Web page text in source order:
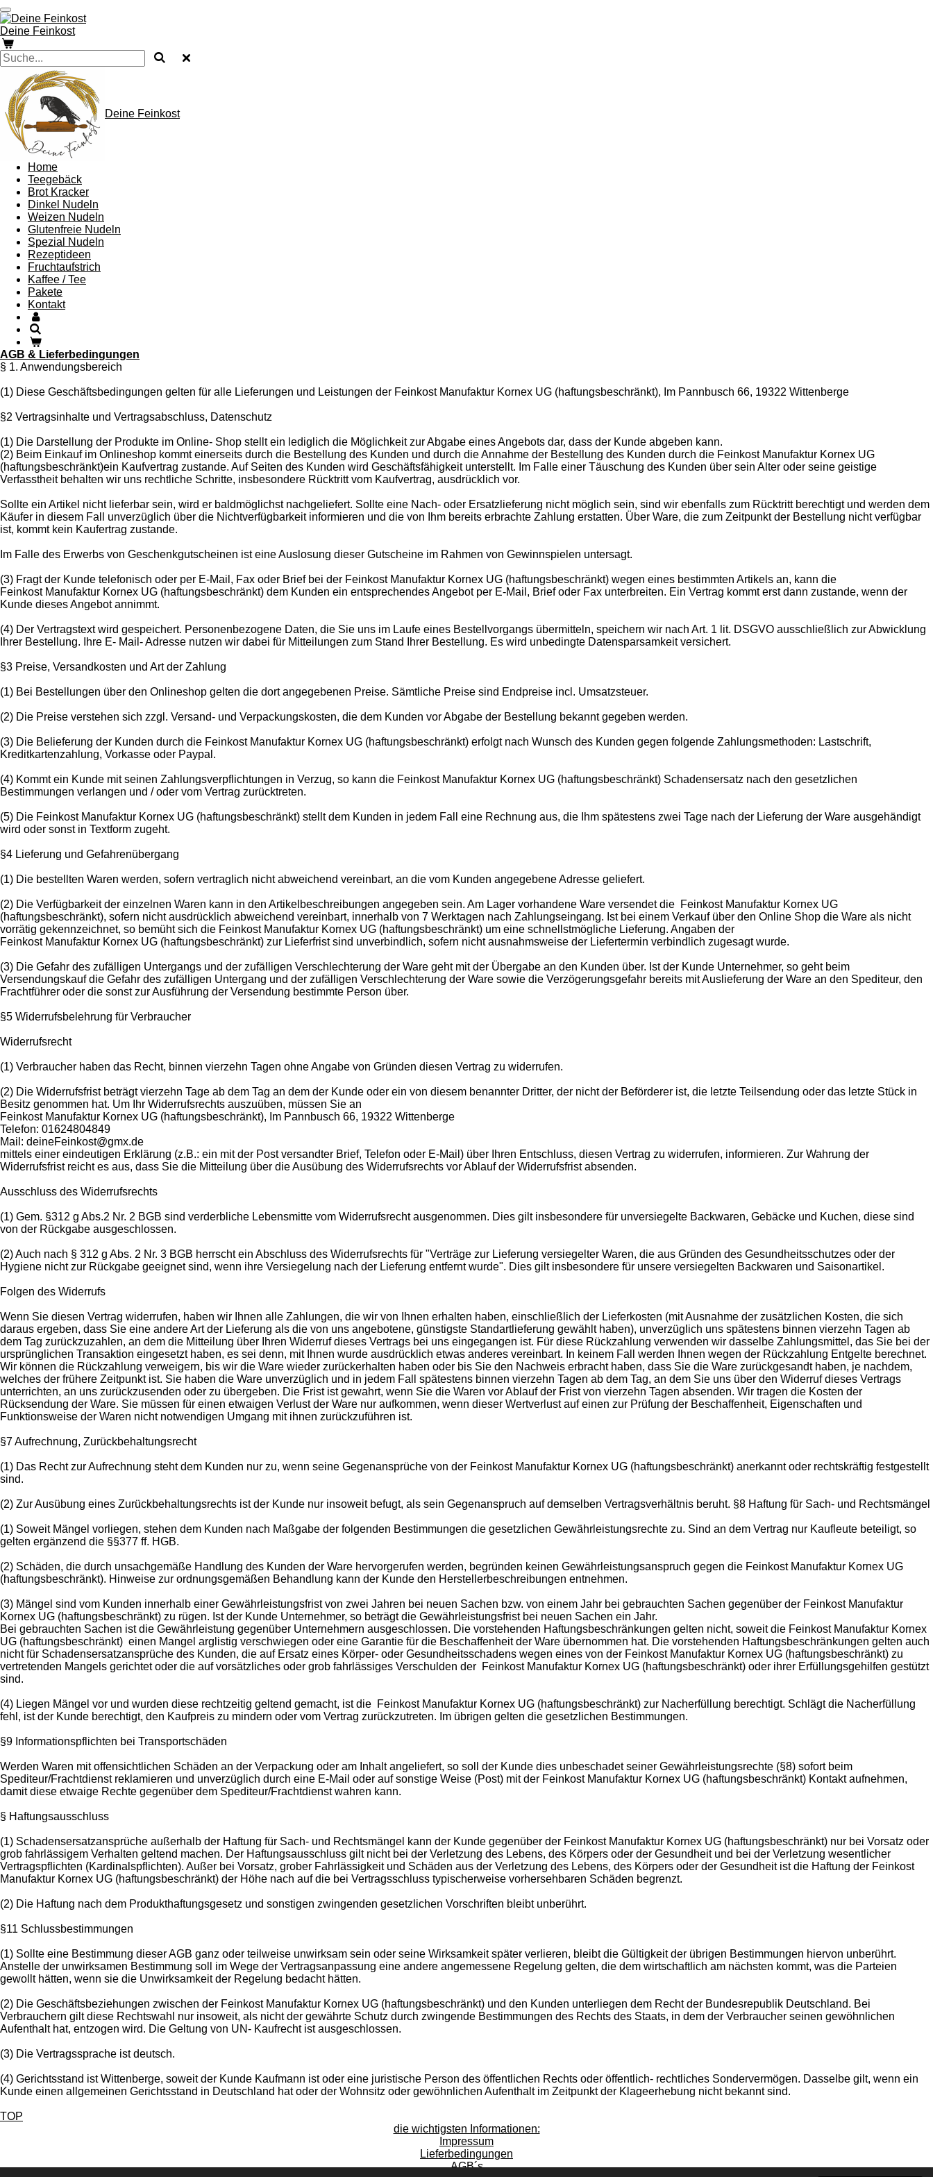
Zum
Hauptinhalt
springen
Deine Feinkost
Deine Feinkost
Home
Teegebäck
Brot Kracker
Dinkel Nudeln
Weizen Nudeln
Glutenfreie Nudeln
Spezial Nudeln
Rezeptideen
Fruchtaufstrich
Kaffee / Tee
Pakete
Kontakt
AGB & Lieferbedingungen
§ 1. Anwendungsbereich
(1) Diese Geschäftsbedingungen gelten für alle Lieferungen und Leistungen der Feinkost Manufaktur Kornex UG (haftungsbeschränkt), Im Pannbusch 66, 19322 Wittenberge
§2 Vertragsinhalte und Vertragsabschluss, Datenschutz
(1) Die Darstellung der Produkte im Online- Shop stellt ein lediglich die Möglichkeit zur Abgabe eines Angebots dar, dass der Kunde abgeben kann.
(2) Beim Einkauf im Onlineshop kommt einerseits durch die Bestellung des Kunden und durch die Annahme der Bestellung des Kunden durch die Feinkost Manufaktur Kornex UG
(haftungsbeschränkt)ein Kaufvertrag zustande. Auf Seiten des Kunden wird Geschäftsfähigkeit unterstellt. Im Falle einer Täuschung des Kunden über sein Alter oder seine geistige
Verfasstheit behalten wir uns rechtliche Schritte, insbesondere Rücktritt vom Kaufvertrag, ausdrücklich vor.
Sollte ein Artikel nicht lieferbar sein, wird er baldmöglichst nachgeliefert. Sollte eine Nach- oder Ersatzlieferung nicht möglich sein, sind wir ebenfalls zum Rücktritt berechtigt und werden dem
Käufer in diesem Fall unverzüglich über die Nichtverfügbarkeit informieren und die von Ihm bereits erbrachte Zahlung erstatten. Über Ware, die zum Zeitpunkt der Bestellung nicht verfügbar
ist, kommt kein Kaufertrag zustande.
Im Falle des Erwerbs von Geschenkgutscheinen ist eine Auslosung dieser Gutscheine im Rahmen von Gewinnspielen untersagt.
(3) Fragt der Kunde telefonisch oder per E-Mail, Fax oder Brief bei der Feinkost Manufaktur Kornex UG (haftungsbeschränkt) wegen eines bestimmten Artikels an, kann die
Feinkost Manufaktur Kornex UG (haftungsbeschränkt) dem Kunden ein entsprechendes Angebot per E-Mail, Brief oder Fax unterbreiten. Ein Vertrag kommt erst dann zustande, wenn der
Kunde dieses Angebot annimmt.
(4) Der Vertragstext wird gespeichert. Personenbezogene Daten, die Sie uns im Laufe eines Bestellvorgangs übermitteln, speichern wir nach Art. 1 lit. DSGVO ausschließlich zur Abwicklung
Ihrer Bestellung. Ihre E- Mail- Adresse nutzen wir dabei für Mitteilungen zum Stand Ihrer Bestellung. Es wird unbedingte Datensparsamkeit versichert.
§3 Preise, Versandkosten und Art der Zahlung
(1) Bei Bestellungen über den Onlineshop gelten die dort angegebenen Preise. Sämtliche Preise sind Endpreise incl. Umsatzsteuer.
(2) Die Preise verstehen sich zzgl. Versand- und Verpackungskosten, die dem Kunden vor Abgabe der Bestellung bekannt gegeben werden.
(3) Die Belieferung der Kunden durch die Feinkost Manufaktur Kornex UG (haftungsbeschränkt) erfolgt nach Wunsch des Kunden gegen folgende Zahlungsmethoden: Lastschrift,
Kreditkartenzahlung, Vorkasse oder Paypal.
(4) Kommt ein Kunde mit seinen Zahlungsverpflichtungen in Verzug, so kann die Feinkost Manufaktur Kornex UG (haftungsbeschränkt) Schadensersatz nach den gesetzlichen
Bestimmungen verlangen und / oder vom Vertrag zurücktreten.
(5) Die Feinkost Manufaktur Kornex UG (haftungsbeschränkt) stellt dem Kunden in jedem Fall eine Rechnung aus, die Ihm spätestens zwei Tage nach der Lieferung der Ware ausgehändigt
wird oder sonst in Textform zugeht.
§4 Lieferung und Gefahrenübergang
(1) Die bestellten Waren werden, sofern vertraglich nicht abweichend vereinbart, an die vom Kunden angegebene Adresse geliefert.
(2) Die Verfügbarkeit der einzelnen Waren kann in den Artikelbeschreibungen angegeben sein. Am Lager vorhandene Ware versendet die Feinkost Manufaktur Kornex UG
(haftungsbeschränkt), sofern nicht ausdrücklich abweichend vereinbart, innerhalb von 7 Werktagen nach Zahlungseingang. Ist bei einem Verkauf über den Online Shop die Ware als nicht
vorrätig gekennzeichnet, so bemüht sich die Feinkost Manufaktur Kornex UG (haftungsbeschränkt) um eine schnellstmögliche Lieferung. Angaben der
Feinkost Manufaktur Kornex UG (haftungsbeschränkt) zur Lieferfrist sind unverbindlich, sofern nicht ausnahmsweise der Liefertermin verbindlich zugesagt wurde.
(3) Die Gefahr des zufälligen Untergangs und der zufälligen Verschlechterung der Ware geht mit der Übergabe an den Kunden über. Ist der Kunde Unternehmer, so geht beim
Versendungskauf die Gefahr des zufälligen Untergang und der zufälligen Verschlechterung der Ware sowie die Verzögerungsgefahr bereits mit Auslieferung der Ware an den Spediteur, den
Frachtführer oder die sonst zur Ausführung der Versendung bestimmte Person über.
§5 Widerrufsbelehrung für Verbraucher
Widerrufsrecht
(1) Verbraucher haben das Recht, binnen vierzehn Tagen ohne Angabe von Gründen diesen Vertrag zu widerrufen.
(2) Die Widerrufsfrist beträgt vierzehn Tage ab dem Tag an dem der Kunde oder ein von diesem benannter Dritter, der nicht der Beförderer ist, die letzte Teilsendung oder das letzte Stück in
Besitz genommen hat. Um Ihr Widerrufsrechts auszuüben, müssen Sie an
Feinkost Manufaktur Kornex UG (haftungsbeschränkt), Im Pannbusch 66, 19322 Wittenberge
Telefon: 01624804849
Mail: deineFeinkost@gmx.de
mittels einer eindeutigen Erklärung (z.B.: ein mit der Post versandter Brief, Telefon oder E-Mail) über Ihren Entschluss, diesen Vertrag zu widerrufen, informieren. Zur Wahrung der
Widerrufsfrist reicht es aus, dass Sie die Mitteilung über die Ausübung des Widerrufsrechts vor Ablauf der Widerrufsfrist absenden.
Ausschluss des Widerrufsrechts
(1) Gem. §312 g Abs.2 Nr. 2 BGB sind verderbliche Lebensmitte vom Widerrufsrecht ausgenommen. Dies gilt insbesondere für unversiegelte Backwaren, Gebäcke und Kuchen, diese sind
von der Rückgabe ausgeschlossen.
(2) Auch nach § 312 g Abs. 2 Nr. 3 BGB herrscht ein Abschluss des Widerrufsrechts für "Verträge zur Lieferung versiegelter Waren, die aus Gründen des Gesundheitsschutzes oder der
Hygiene nicht zur Rückgabe geeignet sind, wenn ihre Versiegelung nach der Lieferung entfernt wurde". Dies gilt insbesondere für unsere versiegelten Backwaren und Saisonartikel.
Folgen des Widerrufs
Wenn Sie diesen Vertrag widerrufen, haben wir Ihnen alle Zahlungen, die wir von Ihnen erhalten haben, einschließlich der Lieferkosten (mit Ausnahme der zusätzlichen Kosten, die sich
daraus ergeben, dass Sie eine andere Art der Lieferung als die von uns angebotene, günstigste Standartlieferung gewählt haben), unverzüglich uns spätestens binnen vierzehn Tagen ab
dem Tag zurückzuzahlen, an dem die Mitteilung über Ihren Widerruf dieses Vertrags bei uns eingegangen ist. Für diese Rückzahlung verwenden wir dasselbe Zahlungsmittel, das Sie bei der
ursprünglichen Transaktion eingesetzt haben, es sei denn, mit Ihnen wurde ausdrücklich etwas anderes vereinbart. In keinem Fall werden Ihnen wegen der Rückzahlung Entgelte berechnet.
Wir können die Rückzahlung verweigern, bis wir die Ware wieder zurückerhalten haben oder bis Sie den Nachweis erbracht haben, dass Sie die Ware zurückgesandt haben, je nachdem,
welches der frühere Zeitpunkt ist. Sie haben die Ware unverzüglich und in jedem Fall spätestens binnen vierzehn Tagen ab dem Tag, an dem Sie uns über den Widerruf dieses Vertrags
unterrichten, an uns zurückzusenden oder zu übergeben. Die Frist ist gewahrt, wenn Sie die Waren vor Ablauf der Frist von vierzehn Tagen absenden. Wir tragen die Kosten der
Rücksendung der Ware. Sie müssen für einen etwaigen Verlust der Ware nur aufkommen, wenn dieser Wertverlust auf einen zur Prüfung der Beschaffenheit, Eigenschaften und
Funktionsweise der Waren nicht notwendigen Umgang mit ihnen zurückzuführen ist.
§7 Aufrechnung, Zurückbehaltungsrecht
(1) Das Recht zur Aufrechnung steht dem Kunden nur zu, wenn seine Gegenansprüche von der Feinkost Manufaktur Kornex UG (haftungsbeschränkt) anerkannt oder rechtskräftig festgestellt
sind.
(2) Zur Ausübung eines Zurückbehaltungsrechts ist der Kunde nur insoweit befugt, als sein Gegenanspruch auf demselben Vertragsverhältnis beruht. §8 Haftung für Sach- und Rechtsmängel
(1) Soweit Mängel vorliegen, stehen dem Kunden nach Maßgabe der folgenden Bestimmungen die gesetzlichen Gewährleistungsrechte zu. Sind an dem Vertrag nur Kaufleute beteiligt, so
gelten ergänzend die §§377 ff. HGB.
(2) Schäden, die durch unsachgemäße Handlung des Kunden der Ware hervorgerufen werden, begründen keinen Gewährleistungsanspruch gegen die Feinkost Manufaktur Kornex UG
(haftungsbeschränkt). Hinweise zur ordnungsgemäßen Behandlung kann der Kunde den Herstellerbeschreibungen entnehmen.
(3) Mängel sind vom Kunden innerhalb einer Gewährleistungsfrist von zwei Jahren bei neuen Sachen bzw. von einem Jahr bei gebrauchten Sachen gegenüber der Feinkost Manufaktur
Kornex UG (haftungsbeschränkt) zu rügen. Ist der Kunde Unternehmer, so beträgt die Gewährleistungsfrist bei neuen Sachen ein Jahr.
Bei gebrauchten Sachen ist die Gewährleistung gegenüber Unternehmern ausgeschlossen. Die vorstehenden Haftungsbeschränkungen gelten nicht, soweit die Feinkost Manufaktur Kornex
UG (haftungsbeschränkt) einen Mangel arglistig verschwiegen oder eine Garantie für die Beschaffenheit der Ware übernommen hat. Die vorstehenden Haftungsbeschränkungen gelten auch
nicht für Schadensersatzansprüche des Kunden, die auf Ersatz eines Körper- oder Gesundheitsschadens wegen eines von der Feinkost Manufaktur Kornex UG (haftungsbeschränkt) zu
vertretenden Mangels gerichtet oder die auf vorsätzliches oder grob fahrlässiges Verschulden der Feinkost Manufaktur Kornex UG (haftungsbeschränkt) oder ihrer Erfüllungsgehilfen gestützt
sind.
(4) Liegen Mängel vor und wurden diese rechtzeitig geltend gemacht, ist die Feinkost Manufaktur Kornex UG (haftungsbeschränkt) zur Nacherfüllung berechtigt. Schlägt die Nacherfüllung
fehl, ist der Kunde berechtigt, den Kaufpreis zu mindern oder vom Vertrag zurückzutreten. Im übrigen gelten die gesetzlichen Bestimmungen.
§9 Informationspflichten bei Transportschäden
Werden Waren mit offensichtlichen Schäden an der Verpackung oder am Inhalt angeliefert, so soll der Kunde dies unbeschadet seiner Gewährleistungsrechte (§8) sofort beim
Spediteur/Frachtdienst reklamieren und unverzüglich durch eine E-Mail oder auf sonstige Weise (Post) mit der Feinkost Manufaktur Kornex UG (haftungsbeschränkt) Kontakt aufnehmen,
damit diese etwaige Rechte gegenüber dem Spediteur/Frachtdienst wahren kann.
§ Haftungsausschluss
(1) Schadensersatzansprüche außerhalb der Haftung für Sach- und Rechtsmängel kann der Kunde gegenüber der Feinkost Manufaktur Kornex UG (haftungsbeschränkt) nur bei Vorsatz oder
grob fahrlässigem Verhalten geltend machen. Der Haftungsausschluss gilt nicht bei der Verletzung des Lebens, des Körpers oder der Gesundheit und bei der Verletzung wesentlicher
Vertragspflichten (Kardinalspflichten). Außer bei Vorsatz, grober Fahrlässigkeit und Schäden aus der Verletzung des Lebens, des Körpers oder der Gesundheit ist die Haftung der Feinkost
Manufaktur Kornex UG (haftungsbeschränkt) der Höhe nach auf die bei Vertragsschluss typischerweise vorhersehbaren Schäden begrenzt.
(2) Die Haftung nach dem Produkthaftungsgesetz und sonstigen zwingenden gesetzlichen Vorschriften bleibt unberührt.
§11 Schlussbestimmungen
(1) Sollte eine Bestimmung dieser AGB ganz oder teilweise unwirksam sein oder seine Wirksamkeit später verlieren, bleibt die Gültigkeit der übrigen Bestimmungen hiervon unberührt.
Anstelle der unwirksamen Bestimmung soll im Wege der Vertragsanpassung eine andere angemessene Regelung gelten, die dem wirtschaftlich am nächsten kommt, was die Parteien
gewollt hätten, wenn sie die Unwirksamkeit der Regelung bedacht hätten.
(2) Die Geschäftsbeziehungen zwischen der Feinkost Manufaktur Kornex UG (haftungsbeschränkt) und den Kunden unterliegen dem Recht der Bundesrepublik Deutschland. Bei
Verbrauchern gilt diese Rechtswahl nur insoweit, als nicht der gewährte Schutz durch zwingende Bestimmungen des Rechts des Staats, in dem der Verbraucher seinen gewöhnlichen
Aufenthalt hat, entzogen wird. Die Geltung von UN- Kaufrecht ist ausgeschlossen.
(3) Die Vertragssprache ist deutsch.
(4) Gerichtsstand ist Wittenberge, soweit der Kunde Kaufmann ist oder eine juristische Person des öffentlichen Rechts oder öffentlich- rechtliches Sondervermögen. Dasselbe gilt, wenn ein
Kunde einen allgemeinen Gerichtsstand in Deutschland hat oder der Wohnsitz oder gewöhnlichen Aufenthalt im Zeitpunkt der Klageerhebung nicht bekannt sind.
TOP
die wichtigsten Informationen:
Impressum
Lieferbedingungen
AGB´s